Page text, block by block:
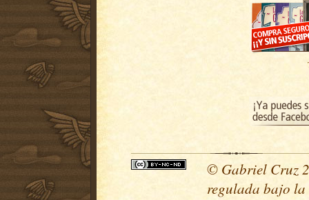
© Gabriel Cruz
regulada bajo la